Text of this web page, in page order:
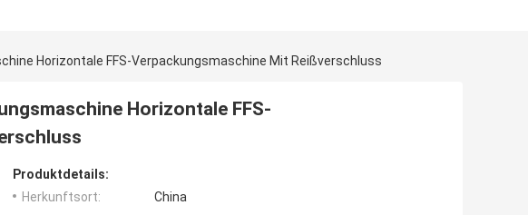
Horizontale FFS-Verpackungsmaschine Mit Reißverschluss
Horizontale FFS-
Produktdetails:
Herkunftsort:
China